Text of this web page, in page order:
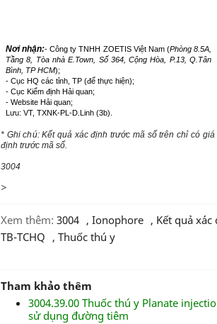
Nơi nhận:- Công ty TNHH ZOETIS Việt Nam (Phòng 8.5A,
Tầng 8, Tòa nhà E.Town, Số 364, Cộng Hòa, P.13, Q.Tân
Bình, TP HCM);
- Cục HQ các tỉnh, TP (để thực hiện);
- Cục Kiểm định Hải quan;
- Website Hải quan;
Lưu: VT, TXNK-PL-D.Linh (3b).
* Ghichú: Kết quả xác định trước mã số trên chỉ có giá
định trước mã số
3004
>
Xem thêm: 3004 , Ionophore , kết quả
TB-TCHQ , thuốc thú y
Tham khảo thêm
3004.39.00 Thuốc thú y Planate
sử dụng đường tiêm